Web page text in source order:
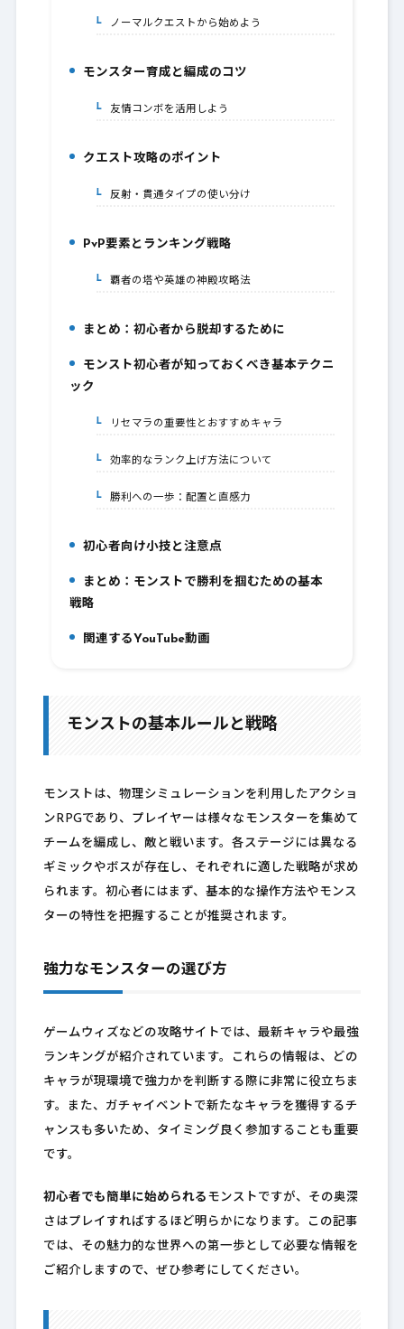
2-1.ノーマルクエストから始めよう
モンスター育成と編成のコツ
3-1.友情コンボを活用しよう
クエスト攻略のポイント
4-1.反射・貫通タイプの使い分け
PvP要素とランキング戦略
5-1.覇者の塔や英雄の神殿攻略法
まとめ：初心者から脱却するために
モンスト初心者が知っておくべき基本テクニ
ック
7-1. リセマラの重要性とおすすめキャラ
7-2.効率的なランク上げ方法について
7-3.勝利への一歩：配置と直感力
8.初心者向け小技と注意点
まとめ：モンストで勝利を掴むための基本
戦略
10.関連するYouTube動画
モンストの基本ルールと戦略
モンストは、物理シミュレーションを利用したアクショ
ンRPGであり、プレイヤーは様々なモンスターを集めて
チームを編成し、敵と戦います。各ステージには異なる
ギミックやボスが存在し、それぞれに適した戦略が求め
られます。初心者にはまず、基本的な操作方法やモンス
ターの特性を把握することが推奨されます。
強力なモンスターの選び方
ゲームウィズなどの攻略サイトでは、最新キャラや最強
ランキングが紹介されています。これらの情報は、どの
キャラが現環境で強力かを判断する際に非常に役立ちま
す。また、ガチャイベントで新たなキャラを獲得するチ
ャンスも多いため、タイミング良く参加することも重要
です。
初心者でも簡単に始められる モンストですが、その奥深
さはプレイすればするほど明らかになります。この記事
では、その魅力的な世界への第一歩として必要な情報を
ご紹介しますので、ぜひ参考にしてください。